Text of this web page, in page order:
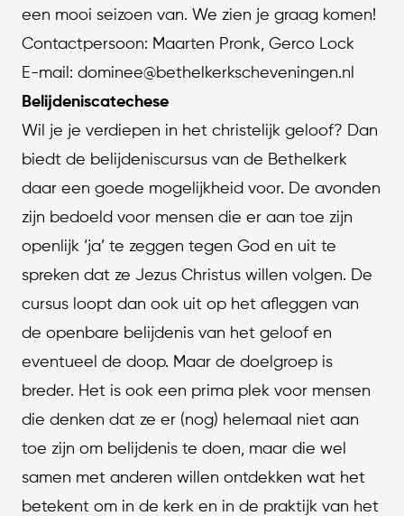
een mooi seizoen van. We zien je graag komen!
Contactpersoon: Maarten Pronk, Gerco Lock
E-mail: dominee@bethelkerkscheveningen.nl
Belijdeniscatechese
Wil je je verdiepen in het christelijk geloof? Dan
biedt de belijdeniscursus van de Bethelkerk
daar een goede mogelijkheid voor. De avonden
zijn bedoeld voor mensen die er aan toe zijn
openlijk ‘ja’ te zeggen tegen God en uit te
spreken dat ze Jezus Christus willen volgen. De
cursus loopt dan ook uit op het afleggen van
de openbare belijdenis van het geloof en
eventueel de doop. Maar de doelgroep is
breder. Het is ook een prima plek voor mensen
die denken dat ze er (nog) helemaal niet aan
toe zijn om belijdenis te doen, maar die wel
samen met anderen willen ontdekken wat het
betekent om in de kerk en in de praktijk van het